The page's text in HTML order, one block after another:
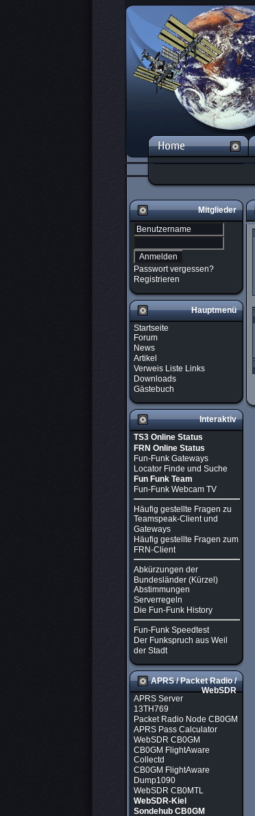
Mitglieder
Passwort vergessen?
Registrieren
Hauptmenü
Startseite
Forum
News
Artikel
Verweis Liste Links
Downloads
Gästebuch
Interaktiv
TS3 Online Status
FRN Online Status
Fun-Funk Gateways
Locator Finde und Suche
Fun Funk Team
Fun-Funk Webcam TV
Häufig gestellte Fragen zu
Teamspeak-Client und
Gateways
Häufig gestellte Fragen zum
FRN-Client
Abkürzungen der
Bundesländer (Kürzel)
Abstimmungen
Serverregeln
Die Fun-Funk History
Fun-Funk Speedtest
Der Funkspruch aus Weil
der Stadt
APRS / Packet Radio /
WebSDR
APRS Server
13TH769
Packet Radio Node CB0GM
APRS Pass Calculator
WebSDR CB0GM
CB0GM FlightAware
Collectd
CB0GM FlightAware
Dump1090
WebSDR CB0MTL
WebSDR-Kiel
Sondehub CB0GM